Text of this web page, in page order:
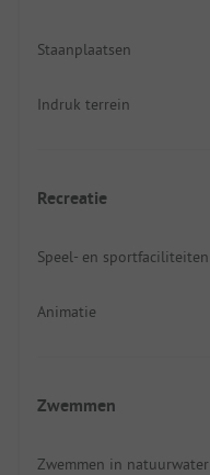
Staanplaatsen
Indruk terrein
Recreatie
Speel- en sportfaciliteiten
Animatie
Zwemmen
Zwemmen in natuurwater